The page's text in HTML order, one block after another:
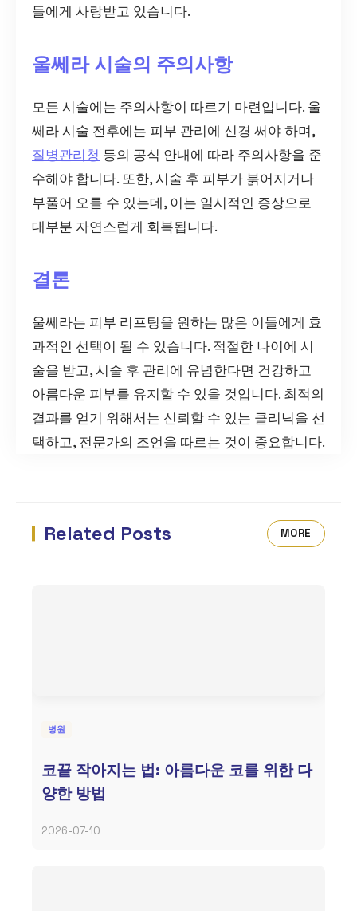
들에게 사랑받고 있습니다.
울쎄라 시술의 주의사항
모든 시술에는 주의사항이 따르기 마련입니다. 울
쎄라 시술 전후에는 피부 관리에 신경 써야 하며,
질병관리청 등의 공식 안내에 따라 주의사항을 준
수해야 합니다. 또한, 시술 후 피부가 붉어지거나
부풀어 오를 수 있는데, 이는 일시적인 증상으로
대부분 자연스럽게 회복됩니다.
결론
울쎄라는 피부 리프팅을 원하는 많은 이들에게 효
과적인 선택이 될 수 있습니다. 적절한 나이에 시
술을 받고, 시술 후 관리에 유념한다면 건강하고
아름다운 피부를 유지할 수 있을 것입니다. 최적의
결과를 얻기 위해서는 신뢰할 수 있는 클리닉을 선
택하고, 전문가의 조언을 따르는 것이 중요합니다.
Related Posts MORE
병원
코끝 작아지는 법: 아름다운 코를 위한 다
양한 방법
2026-07-10